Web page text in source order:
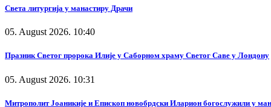
Света литургија у манастиру Драчи
05. August 2026. 10:40
Празник Светог пророка Илије у Саборном храму Светог Саве у Лондону
05. August 2026. 10:31
Митрополит Јоаникије и Епископ новобрдски Иларион богослужили у